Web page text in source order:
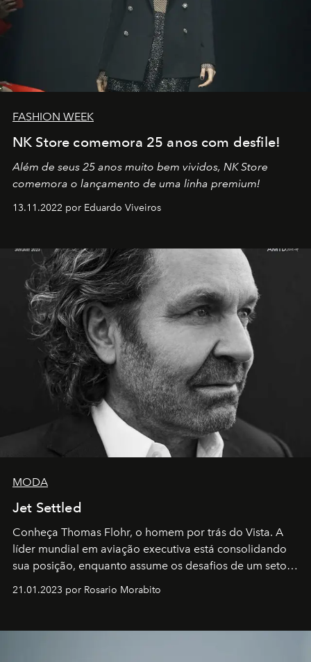
FASHION WEEK
NK Store comemora 25 anos com desfile!
Além de seus 25 anos muito bem vividos, NK Store
comemora o lançamento de uma linha premium!
13.11.2022 por Eduardo Viveiros
MODA
Jet Settled
Conheça Thomas Flohr, o homem por trás do Vista. A
líder mundial em aviação executiva está consolidando
sua posição, enquanto assume os desafios de um setor
em rápida evolução e redefinindo o conceito de luxo
21.01.2023 por Rosario Morabito